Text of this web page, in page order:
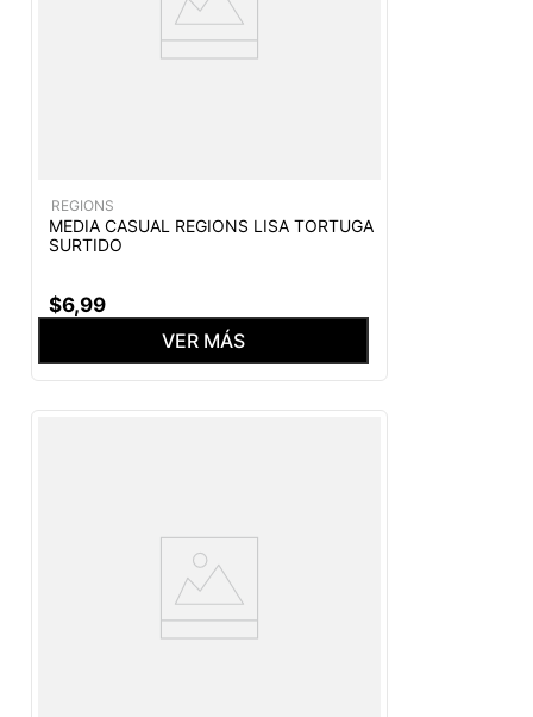
REGIONS
MEDIA CASUAL REGIONS LISA TORTUGA
SURTIDO
$6,99
VER MÁS